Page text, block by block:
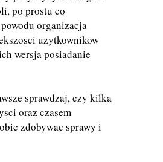
po prostu co
organizacja
uzytkownikow
wersja posiadanie
sprawdzaj, czy kilka
oraz czasem
zdobywac sprawy i